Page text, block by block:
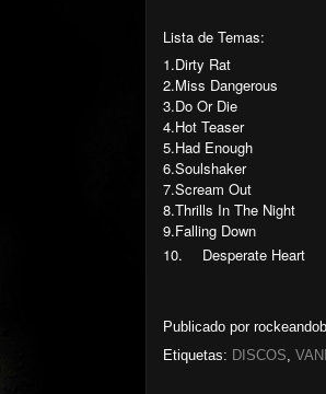
Lista de Temas:
1.Dirty Rat
2.Miss Dangerous
3.Do Or Die
4.Hot Teaser
5.Had Enough
6.Soulshaker
7.Scream Out
8.Thrills In The Night
9.Falling Down
10.
Desperate Heart
Publicado por
Etiquetas: DISCOS,